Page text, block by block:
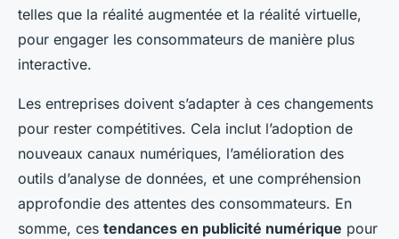
telles que la réalité augmentée et la réalité virtuelle,
pour engager les consommateurs de manière plus
interactive.
Les entreprises doivent s’adapter à ces changements
pour rester compétitives. Cela inclut l’adoption de
nouveaux canaux numériques, l’amélioration des
outils d’analyse de données, et une compréhension
approfondie des attentes des consommateurs. En
somme, ces tendances en publicité numérique pour